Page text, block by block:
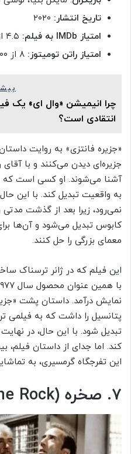
تاریخ انتشار:
امتیاز IMDb به فیلم:
امتیاز راتن تومیتوز:
چرا انیمیشن «وال ای» یک
انتقادی است؟
«جزیره فانتزی» به روایت
جزیره‌ای دیدن می‌کنند و با آقای
آشنا می‌شوند. او کسی است که
به واقعیت تبدیل کند. با این
نمی‌رود، زیرا بعد از گذشت مدتی
کابوس تبدیل می‌شود و آن‌ها برای
معمای بزرگی را حل کنند.
این فیلم که در ژانر ترسناک
نمایش درآمد. داستان پشت
پتانسیل را داشت که به فیلمی
تبدیل شود. با این حال، در
کند. اما جدای از داستان فیلم،
این تفرجگاه گرمسیری، به
۷. صخره (The Rock)